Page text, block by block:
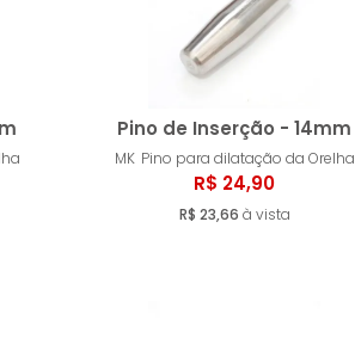
A - Z
Pino de Inserção - 14mm
MK Pino para dilatação da Orelha
R$ 24,90
R$ 23,66 à vista
Comprar